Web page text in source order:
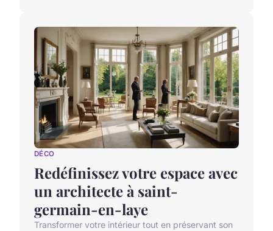
DÉCO
Redéfinissez votre espace avec
un architecte à saint-
germain-en-laye
Transformer votre intérieur tout en préservant son